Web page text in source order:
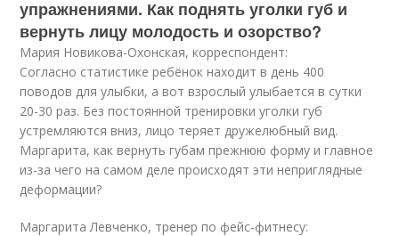
упражнениями. Как поднять уголки губ и
вернуть лицу молодость и озорство?
Мария Новикова-Охонская, корреспондент:
Согласно статистике ребёнок находит в день 400
поводов для улыбки, а вот взрослый улыбается в сутки
20-30 раз. Без постоянной тренировки уголки губ
устремляются вниз, лицо теряет дружелюбный вид.
Маргарита, как вернуть губам прежнюю форму и главное
из-за чего на самом деле происходят эти неприглядные
деформации?
Маргарита Левченко, тренер по фейс-фитнесу: